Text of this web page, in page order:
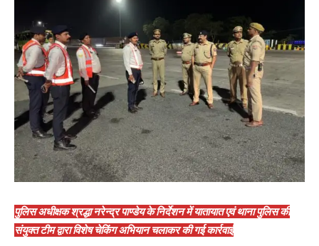
पुलिस अधीक्षक श्रद्धा नरेन्द्र पाण्डेय के निर्देशन में यातायात एवं थाना पुलिस की
संयुक्त टीम द्वारा विशेष चेकिंग अभियान चलाकर की गई कार्रवाई